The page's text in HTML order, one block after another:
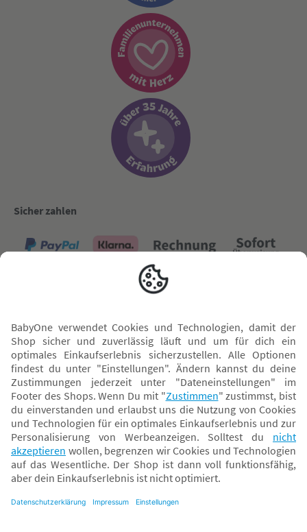
Sicher zahlen
Versand mit
* Alle Preise inkl. MwSt. und ggf. zzgl.Versandkosten. Der dargestellte Preis gilt -
abhängig von der von dir gewählten Option - im BabyOne-Onlineshop oder bei
Abholung in dem von dir gewählten BabyOne-Franchise-Betrieb. Der für den
Onlineshop geltende Preis stellt bei einem Verkauf durch unsere Franchise-
Nehmer eine unverbindliche Preisempfehlung dar. Der Verkaufspreis der
daher von dem Verkaufspreis im Onlineshop abweichen. Angaben zu